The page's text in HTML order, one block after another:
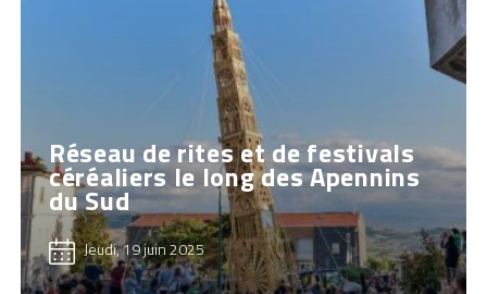
Réseau de rites et de festivals
céréaliers le long des Apennins
du Sud
Jeudi, 19 juin 2025